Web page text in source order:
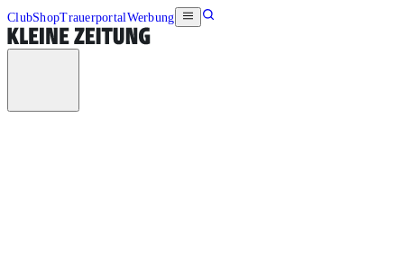
ClubShopTrauerportalWerbung